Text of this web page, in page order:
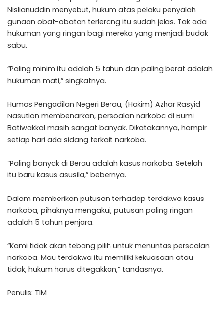
Nislianuddin menyebut, hukum atas pelaku penyalah
gunaan obat-obatan terlerang itu sudah jelas. Tak ada
hukuman yang ringan bagi mereka yang menjadi budak
sabu.
“Paling minim itu adalah 5 tahun dan paling berat adalah
hukuman mati,” singkatnya.
Humas Pengadilan Negeri Berau, (Hakim) Azhar Rasyid
Nasution membenarkan, persoalan narkoba di Bumi
Batiwakkal masih sangat banyak. Dikatakannya, hampir
setiap hari ada sidang terkait narkoba.
“Paling banyak di Berau adalah kasus narkoba. Setelah
itu baru kasus asusila,” bebernya.
Dalam memberikan putusan terhadap terdakwa kasus
narkoba, pihaknya mengakui, putusan paling ringan
adalah 5 tahun penjara.
“Kami tidak akan tebang pilih untuk menuntas persoalan
narkoba. Mau terdakwa itu memiliki kekuasaan atau
tidak, hukum harus ditegakkan,” tandasnya.
Penulis: TIM